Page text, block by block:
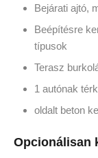
Bejárati ajtó,
Beépítésre
típusok
Terasz
1 autónak
oldalt beton
Opcionálisan